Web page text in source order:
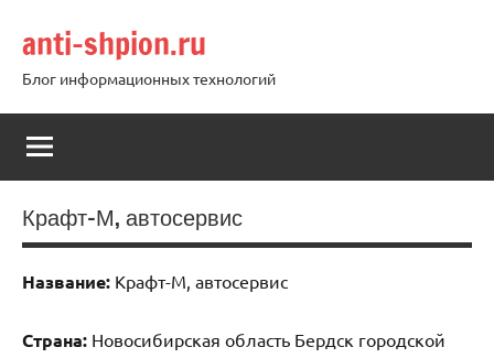
содержимому
anti-shpion.ru
Блог информационных технологий
Крафт-М, автосервис
Название: Крафт-М, автосервис
Страна: Новосибирская область Бердск городской